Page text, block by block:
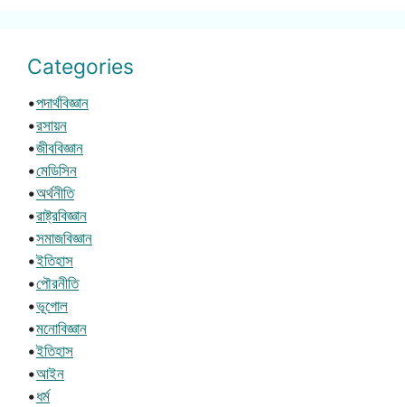
Categories
•পদার্থবিজ্ঞান
•রসায়ন
•জীববিজ্ঞান
•মেডিসিন
•অর্থনীতি
•রাষ্ট্রবিজ্ঞান
•সমাজবিজ্ঞান
•ইতিহাস
•পৌরনীতি
•ভূগোল
•মনোবিজ্ঞান
•ইতিহাস
•আইন
•ধর্ম